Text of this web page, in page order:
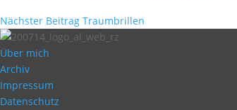
Nächster Beitrag Traumbrillen
Über mich
Archiv
Impressum
Datenschutz